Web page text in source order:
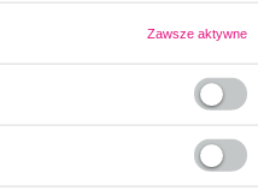
Zawsze aktywne